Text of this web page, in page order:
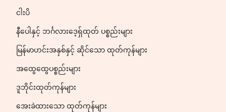
ငါးပိ
နီပေါနှင့် ဘင်္ဂလားဒေ့ရှ်ထုတ် ပစ္စည်းများ
မြန်မာဟင်းအနှစ်နှင့် ဆိုင်သော ထုတ်ကုန်များ
အထွေထွေပစ္စည်းများ
ဒူဘိုင်းထုတ်ကုန်များ
အေးခဲထားသော ထုတ်ကုန်များ